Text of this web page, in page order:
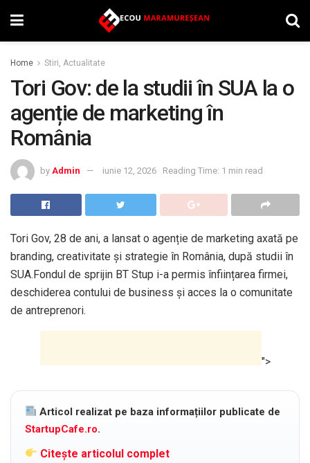
Home Stiri, Actualitate
Tori Gov: de la studii în SUA la o
agenție de marketing în
România
by Admin iunie 12, 2026 Reading Time: 1 min read
Tori Gov, 28 de ani, a lansat o agenție de marketing axată pe
branding, creativitate și strategie în România, după studii în
SUA.Fondul de sprijin BT Stup i-a permis înființarea firmei,
deschiderea contului de business și acces la o comunitate
de antreprenori.
">
Articol realizat pe baza informațiilor publicate de
StartupCafe.ro.
Citește articolul complet